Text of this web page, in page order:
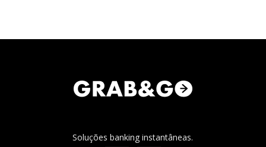
Soluções banking instantâneas.